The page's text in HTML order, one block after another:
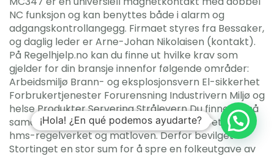
NC funksjon og kan benyttes både i alarm og
adgangskontrollangegg. Firmaet styres fra Bessaker,
og daglig leder er Arne-Johan Nikolaisen (kontakt).
På Regelhjelp.no kan du finne ut hvilke krav som
gjelder for din bransje innenfor følgende områder:
Arbeidsmiljø Brann- og eksplosjonsvern El-sikkerhet
Forbrukertjenester Forurensning Industrivern Miljø og
helse Produkter Servering Strålevern Du finner også
samordnet informasjon om internkontroll etter
hms-regelverket og matloven. Derfor bevilget
Stortinget en stor sum for å spre en folkeutgave av
¡Hola! ¿En qué podemos ayudarte?